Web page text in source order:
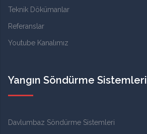
Teknik Dökümanlar
Referanslar
Youtube Kanalımız
Yangın Söndürme Sistemleri
Davlumbaz Söndürme Sistemleri